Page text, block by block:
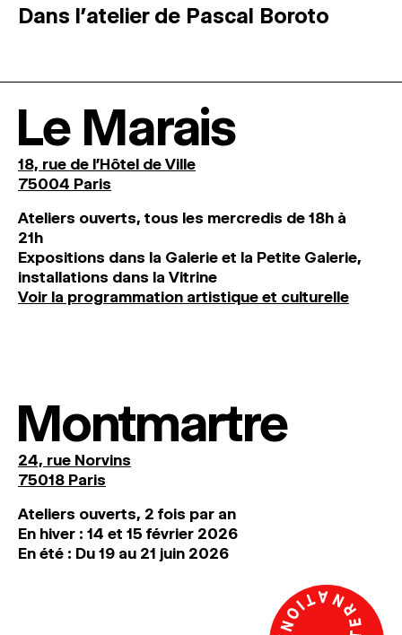
Dans l’atelier de Pascal Boroto
Le Marais
18, rue de l'Hôtel de Ville
75004 Paris
Ateliers ouverts, tous les mercredis de 18h à
21h
Expositions dans la Galerie et la Petite Galerie,
installations dans la Vitrine
Voir la programmation artistique et culturelle
Montmartre
24, rue Norvins
75018 Paris
Ateliers ouverts, 2 fois par an
En hiver : 14 et 15 février 2026
En été : Du 19 au 21 juin 2026